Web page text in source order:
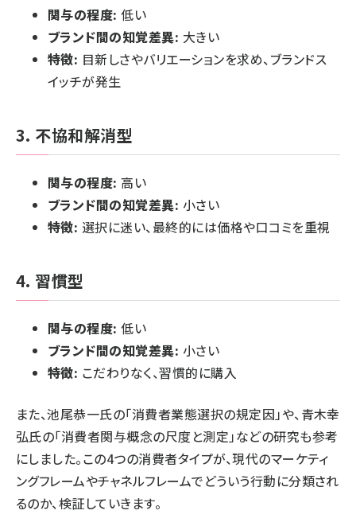
関与の程度: 低い
ブランド間の知覚差異: 大きい
特徴: 目新しさやバリエーションを求め、ブランドス
イッチが発生
3. 不協和解消型
関与の程度: 高い
ブランド間の知覚差異: 小さい
特徴: 選択に迷い、最終的には価格や口コミを重視
4. 習慣型
関与の程度: 低い
ブランド間の知覚差異: 小さい
特徴: こだわりなく、習慣的に購入
また、池尾恭一氏の「消費者業態選択の規定因」や、青木幸
弘氏の「消費者関与概念の尺度と測定」などの研究も参考
にしました。この4つの消費者タイプが、現代のマーケティ
ングフレームやチャネルフレームでどういう行動に分類され
るのか、検証していきます。